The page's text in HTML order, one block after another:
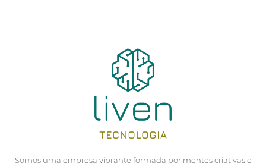
Somos uma empresa vibrante formada por mentes criativas e